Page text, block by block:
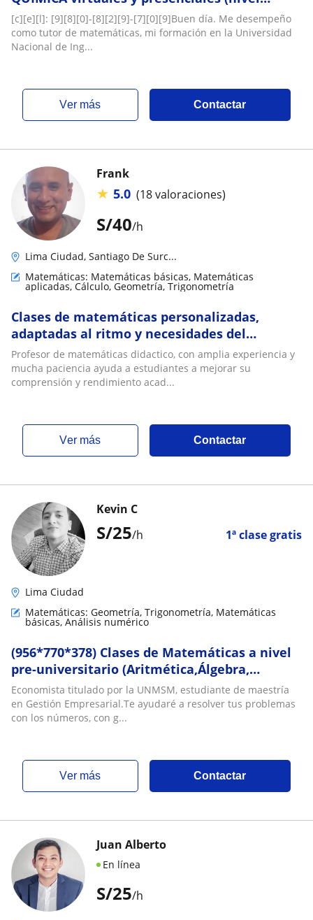
básico a UNI)
[c][e][l]: [9][8][0]-[8][2][9]-[7][0][9]Buen día. Me desempeño
como tutor de matemáticas, mi formación en la Universidad
Nacional de Ing...
ver más Contactar
S/40/h
Frank
★ 5.0 (18 valoraciones)
Lima Ciudad, Santiago De Surc...
Matemáticas: Matemáticas básicas, Matemáticas
aplicadas, Cálculo, Geometría, Trigonometría
Clases de matemáticas personalizadas,
adaptadas al ritmo y necesidades del
estudiante, con metodología sencilla y
estructurada para lograr un aprendizaje
sólido📚🥇🏆
Profesor de matemáticas didactico, con amplia experiencia y
mucha paciencia ayuda a estudiantes a mejorar su
comprensión y rendimiento acad...
ver más Contactar
S/25/h 1ª clase gratis
Kevin C
Lima Ciudad
Matemáticas: Geometría, Trigonometría, Matemáticas
básicas, Análisis numérico
(956*770*378) Clases de Matemáticas a nivel
pre-universitario (Aritmética,Álgebra,
Geometría,Trigonometría, RM)
Economista titulado por la UNMSM, estudiante de maestría
en Gestión Empresarial.Te ayudaré a resolver tus problemas
con los números, con g...
ver más Contactar
S/25/h
Juan Alberto
En línea